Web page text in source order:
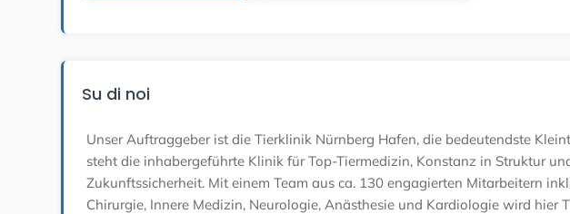
Su di noi
Unser Auftraggeber ist die Tierklinik Nürnberg Hafen, die bedeutendste
steht die inhabergeführte Klinik für Top-Tiermedizin, Konstanz in Struktur
Zukunftssicherheit. Mit einem Team aus ca. 130 engagierten Mitarbeitern
Chirurgie, Innere Medizin, Neurologie, Anästhesie und Kardiologie wird hier